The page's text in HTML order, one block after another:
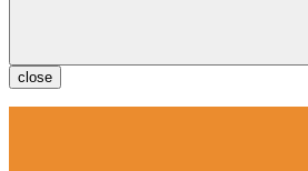
close